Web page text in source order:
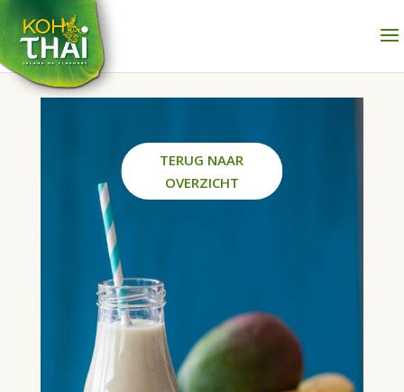
TERUG NAAR
OVERZICHT